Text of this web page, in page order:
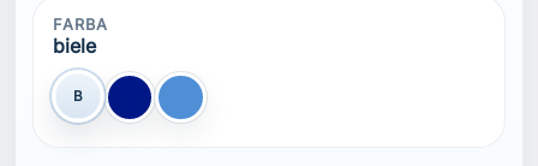
FARBA
biele
B
Modrá Navy
modrá